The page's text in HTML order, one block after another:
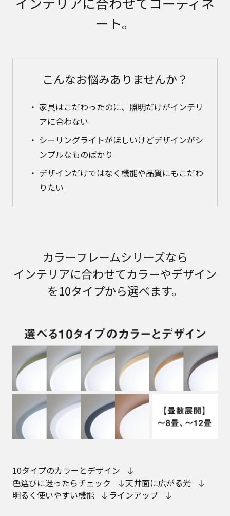
ート。
こんなお悩みありませんか？
家具はこだわったのに、照明だけがインテリ
アに合わない
シーリングライトがほしいけどデザインがシ
ンプルなものばかり
デザインだけではなく機能や品質にもこだわ
りたい
カラーフレームシリーズなら
インテリアに合わせてカラーやデザイン
を10タイプから選べます。
10タイプのカラーとデザイン
色選びに迷ったらチェック
天井面に広がる光
明るく使いやすい機能
ラインアップ